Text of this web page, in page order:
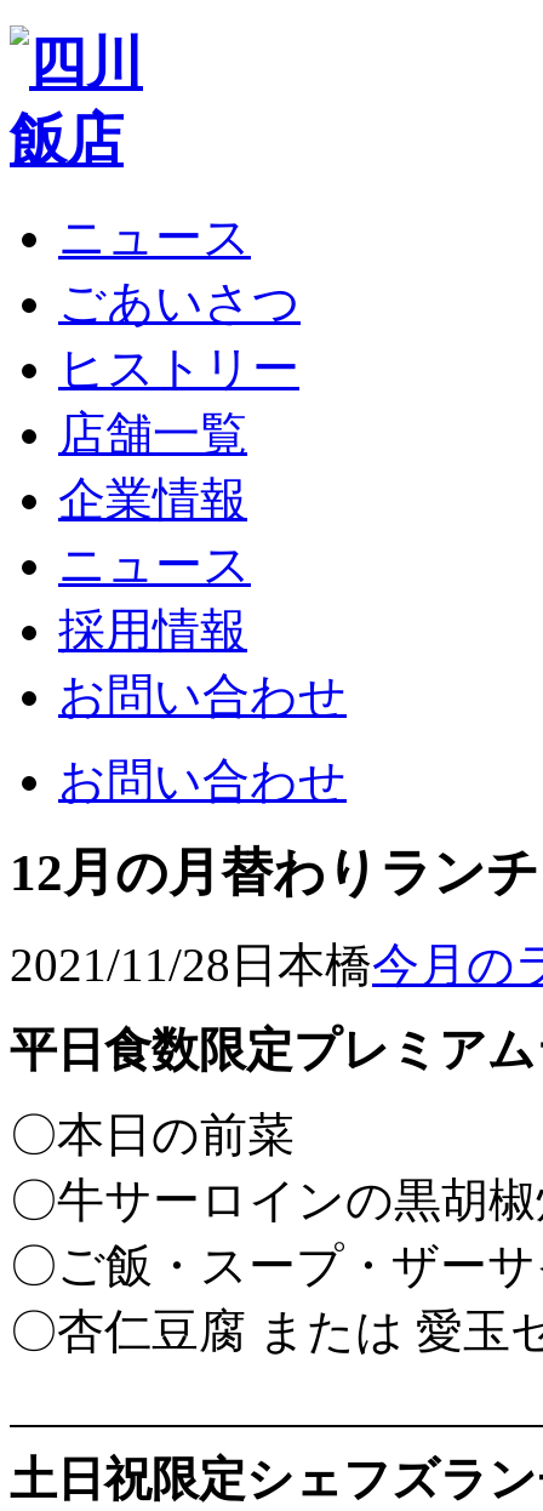
ニュース
ごあいさつ
ヒストリー
店舗一覧
企業情報
ニュース
採用情報
お問い合わせ
お問い合わせ
12月の月替わりラン
2021/11/28 日本橋今月の
平日食数限定プレミア
〇本日の前菜
〇牛サーロインの黒胡
〇ご飯・スープ・ザー
〇杏仁豆腐 または 愛玉
土日祝限定シェフズラ